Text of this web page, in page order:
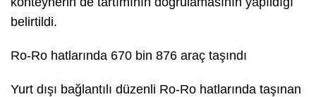
belirtildi.
Ro-Ro hatlarında 670 bin 876 araç taşındı
Yurt dışı bağlantılı düzenli Ro-Ro hatlarında taşınan